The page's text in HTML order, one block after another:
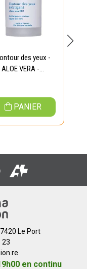
des yeux -
ALOE VERA -...
PANIER
Le Port
23
en continu